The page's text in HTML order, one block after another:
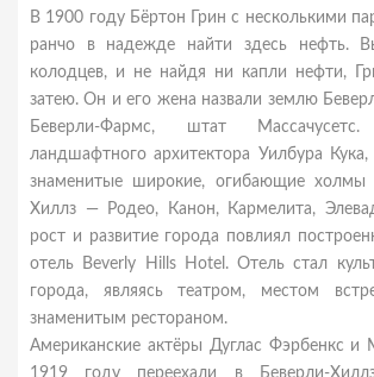
В 1900 году Бёртон Грин с несколькими
ранчо в надежде найти здесь нефть.
колодцев, и не найдя ни капли нефти,
затею. Он и его жена назвали землю
Беверли-Фармс, штат
ландшафтного архитектора Уилбура
знаменитые широкие, огибающие холмы
Хиллз — Родео, Канон, Кармелита,
рост и развитие города повлиял
отель Beverly Hills Hotel. Отель стал
города, являясь театром, местом
знаменитым рестораном.
Американские актёры Дуглас Фэрбенкс
1919 году переехали в Беверли-